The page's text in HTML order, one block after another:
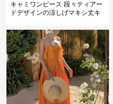
キャミワンピース 段々ティアー
ドデザインの涼しげマキシ丈キ